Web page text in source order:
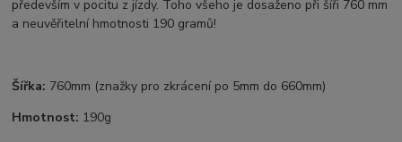
především v pocitu z jízdy. Toho všeho je dosaženo při šíři 760 mm
a neuvěřitelní hmotnosti 190 gramů!
Šířka: 760mm (znažky pro zkrácení po 5mm do 660mm)
Hmotnost: 190g